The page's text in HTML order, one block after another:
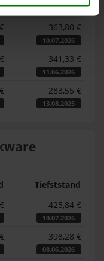
Tiefststand
363,80 €
10.07.2026
341,33 €
11.06.2026
283,55 €
13.08.2025
Tiefststand
425,84 €
10.07.2026
398,28 €
08.06.2026